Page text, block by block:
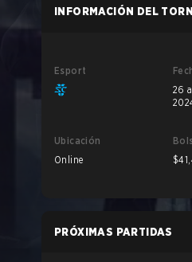
INFORMACIÓN DEL
Esport
26
Ubicación
Online
PRÓXIMAS PARTIDAS